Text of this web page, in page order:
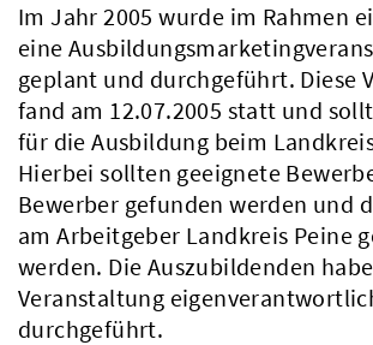
Im Jahr 2005 wurde im Rahmen
eine
geplant und durchgeführt. Diese
fand am 12.07.2005 statt und
für die Ausbildung beim
Hierbei sollten geeignete
Bewerber gefunden werden und
am Arbeitgeber Landkreis Peine
werden. Die Auszubildenden
Veranstaltung
durchgeführt.